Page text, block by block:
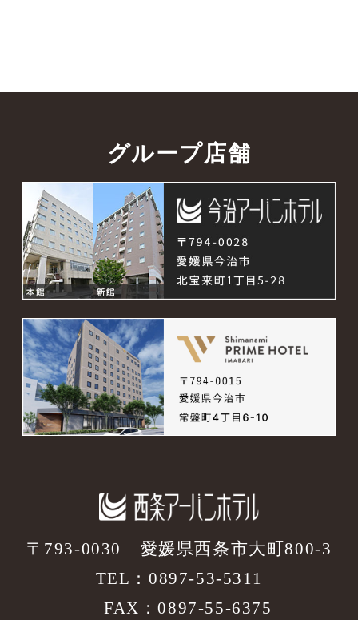
グループ店舗
〒793-0030
愛媛県西条市大町800-3
TEL：0897-53-5311
FAX：0897-55-6375